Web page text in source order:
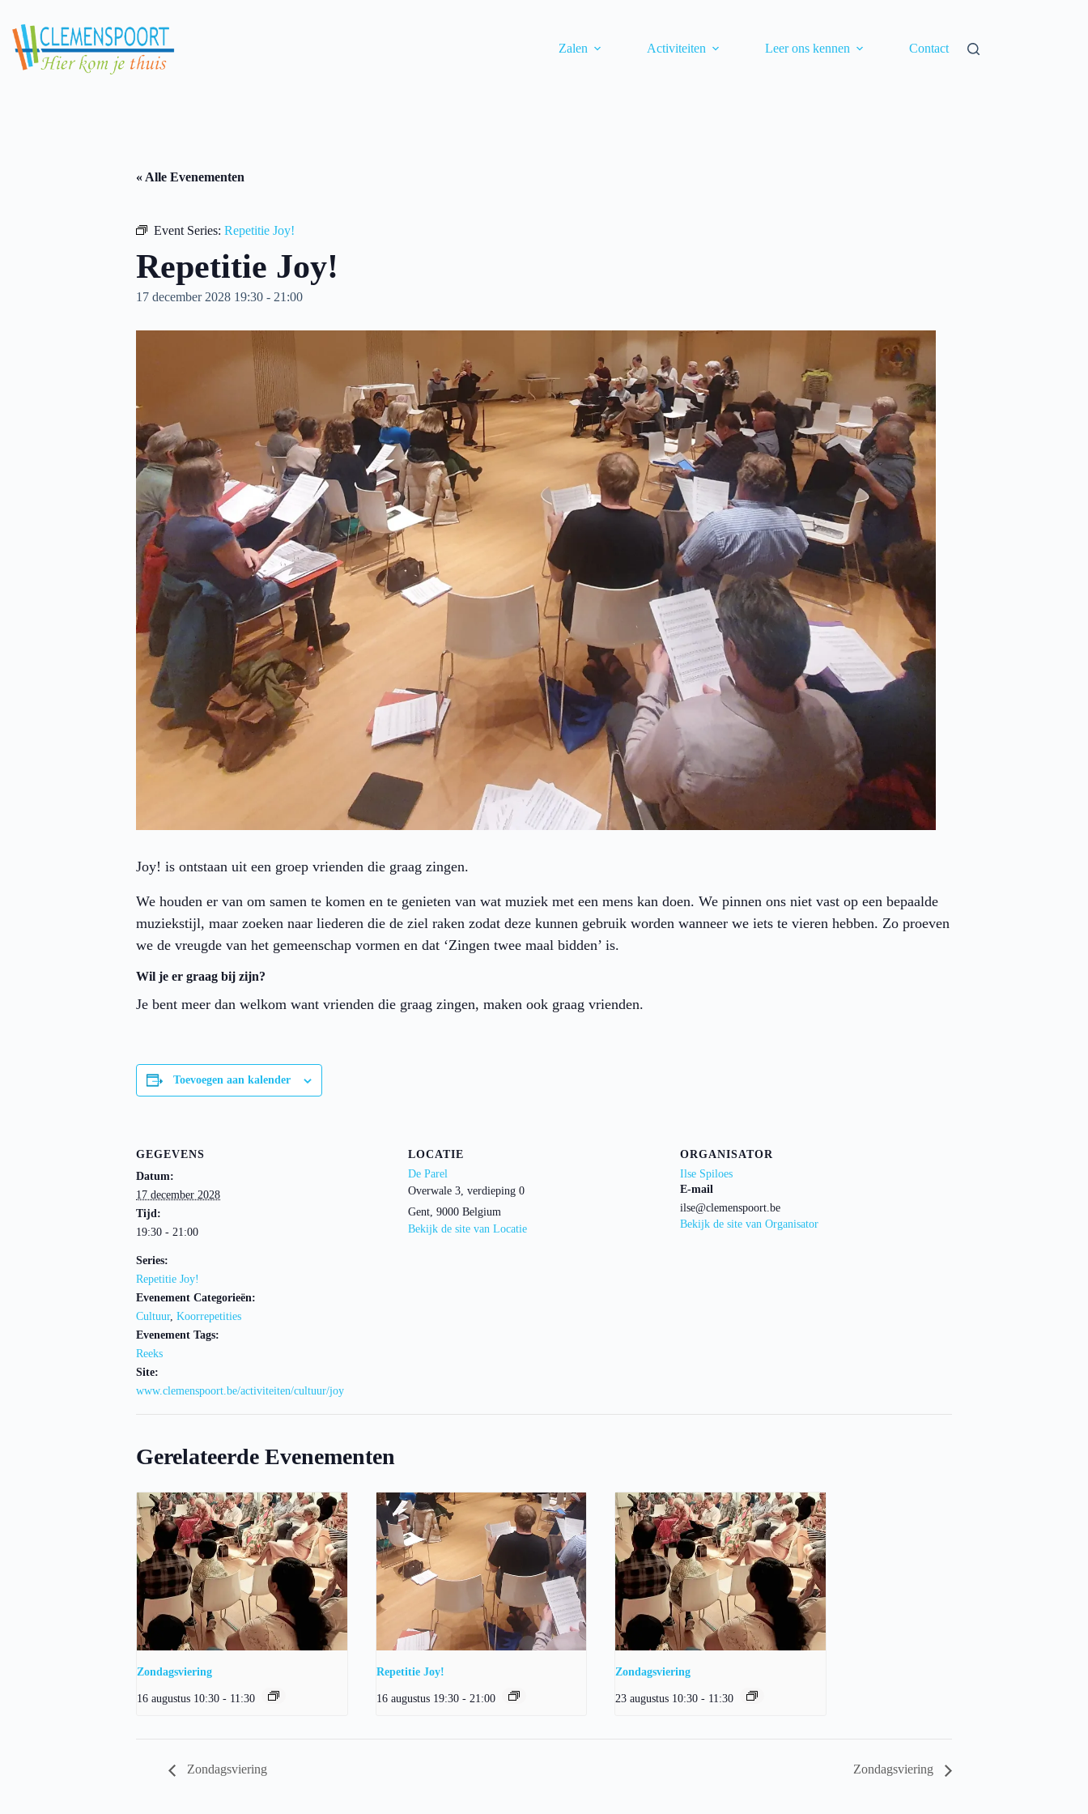
content
Zalen
Activiteiten Leer ons kennen Contact
« Alle Evenementen
Event Series: Repetitie Joy!
Repetitie Joy!
17 december 2028 19:30 - 21:00
Joy! is ontstaan uit een groep vrienden die graag zingen.
We houden er van om samen te komen en te genieten van wat muziek met een mens kan doen. We pinnen ons niet vast op een bepaalde
muziekstijl, maar zoeken naar liederen die de ziel raken zodat deze kunnen gebruik worden wanneer we iets te vieren hebben. Zo proeven
we de vreugde van het gemeenschap vormen en dat ‘Zingen twee maal bidden’ is.
Wil je er graag bij zijn?
Je bent meer dan welkom want vrienden die graag zingen, maken ook graag vrienden.
Toevoegen aan kalender
GEGEVENS
Datum:
17 december 2028
Tijd:
19:30 - 21:00
Series:
Repetitie Joy!
Evenement Categorieën:
Cultuur, Koorrepetities
Evenement Tags:
Reeks
Site:
www.clemenspoort.be/activiteiten/cultuur/joy
LOCATIE
De Parel
Overwale 3, verdieping 0
Gent, 9000 Belgium
Bekijk de site van Locatie
ORGANISATOR
Ilse Spiloes
E-mail
ilse@clemenspoort.be
Bekijk de site van Organisator
Gerelateerde Evenementen
Zondagsviering
16 augustus 10:30 - 11:30
Repetitie Joy!
16 augustus 19:30 - 21:00
Zondagsviering
23 augustus 10:30 - 11:30
Zondagsviering Zondagsviering